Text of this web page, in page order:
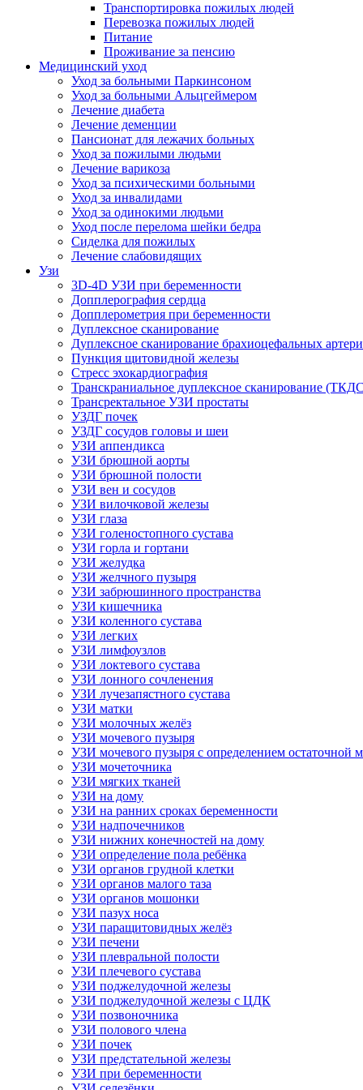
Транспортировка пожилых людей
Перевозка пожилых людей
Питание
Проживание за пенсию
Медицинский уход
Уход за больными Паркинсоном
Уход за больными Альцгеймером
Лечение диабета
Лечение деменции
Пансионат для лежачих больных
Уход за пожилыми людьми
Лечение варикоза
Уход за психическими больными
Уход за инвалидами
Уход за одинокими людьми
Уход после перелома шейки бедра
Сиделка для пожилых
Лечение слабовидящих
Узи
3D-4D УЗИ при беременности
Допплерография сердца
Допплерометрия при беременности
Дуплексное сканирование
Дуплексное сканирование брахиоцефальных
Пункция щитовидной железы
Стресс эхокардиография
Транскраниальное дуплексное сканирование
Трансректальное УЗИ простаты
УЗДГ почек
УЗДГ сосудов головы и шеи
УЗИ аппендикса
УЗИ брюшной аорты
УЗИ брюшной полости
УЗИ вен и сосудов
УЗИ вилочковой железы
УЗИ глаза
УЗИ голеностопного сустава
УЗИ горла и гортани
УЗИ желудка
УЗИ желчного пузыря
УЗИ забрюшинного пространства
УЗИ кишечника
УЗИ коленного сустава
УЗИ легких
УЗИ лимфоузлов
УЗИ локтевого сустава
УЗИ лонного сочленения
УЗИ лучезапястного сустава
УЗИ матки
УЗИ молочных желёз
УЗИ мочевого пузыря
УЗИ мочевого пузыря с определением остаточной
УЗИ мочеточника
УЗИ мягких тканей
УЗИ на дому
УЗИ на ранних сроках беременности
УЗИ надпочечников
УЗИ нижних конечностей на дому
УЗИ определение пола ребёнка
УЗИ органов грудной клетки
УЗИ органов малого таза
УЗИ органов мошонки
УЗИ пазух носа
УЗИ паращитовидных желёз
УЗИ печени
УЗИ плевральной полости
УЗИ плечевого сустава
УЗИ поджелудочной железы
УЗИ поджелудочной железы с ЦДК
УЗИ позвоночника
УЗИ полового члена
УЗИ почек
УЗИ предстательной железы
УЗИ при беременности